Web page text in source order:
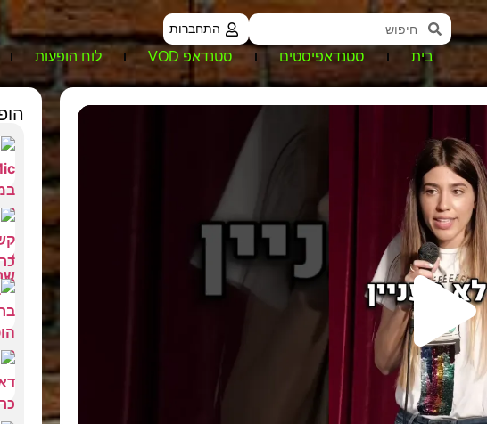
התחברות
בית סטנדאפיסטים סטנדאפ VOD לוח הופעות